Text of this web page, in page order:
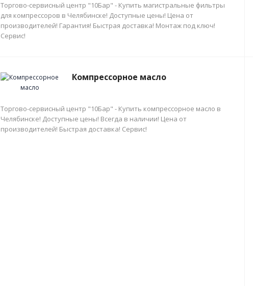
Торгово-сервисный центр "10Бар" - Купить магистральные фильтры
для компрессоров в Челябинске! Доступные цены! Цена от
производителей! Гарантия! Быстрая доставка! Монтаж под ключ!
Сервис!
Компрессорное масло
Торгово-сервисный центр "10Бар" - Купить компрессорное масло в
Челябинске! Доступные цены! Всегда в наличии! Цена от
производителей! Быстрая доставка! Сервис!